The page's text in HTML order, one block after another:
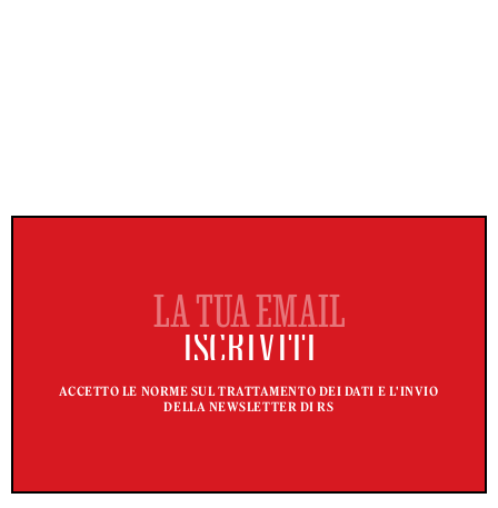
ACCETTO LE NORME SUL TRATTAMENTO DEI DATI E L'INVIO
DELLA NEWSLETTER DI RS